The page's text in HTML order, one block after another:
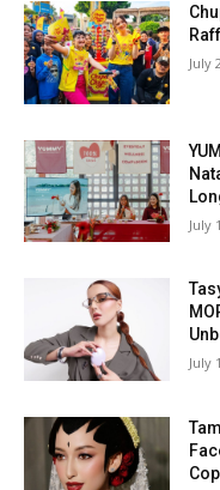
July
July
July